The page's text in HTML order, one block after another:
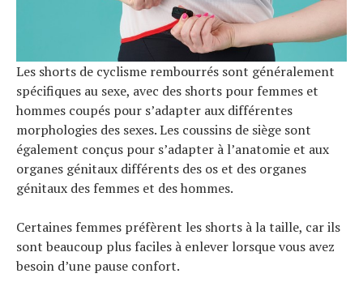
Les shorts de cyclisme rembourrés sont généralement
spécifiques au sexe, avec des shorts pour femmes et
hommes coupés pour s’adapter aux différentes
morphologies des sexes. Les coussins de siège sont
également conçus pour s’adapter à l’anatomie et aux
organes génitaux différents des os et des organes
génitaux des femmes et des hommes.
Certaines femmes préfèrent les shorts à la taille, car ils
sont beaucoup plus faciles à enlever lorsque vous avez
besoin d’une pause confort.